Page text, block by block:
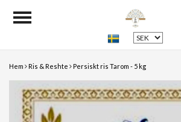
Hem Ris & Reshte Persiskt ris Tarom - 5 kg